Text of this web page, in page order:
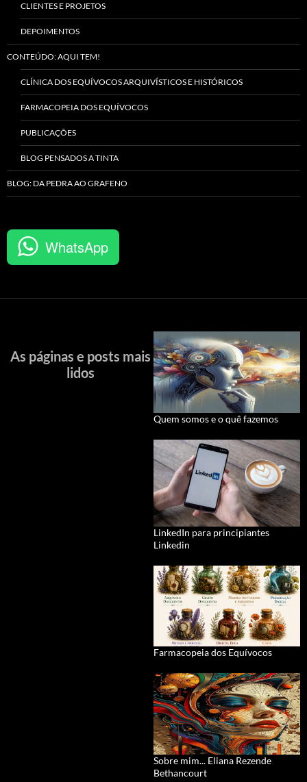
CLIENTES E PROJETOS
DEPOIMENTOS
CONTEÚDO: AQUI TEM!
CLÍNICA DOS EQUÍVOCOS ARQUIVÍSTICOS E HISTÓRICOS
FARMACOPEIA DOS EQUÍVOCOS
PUBLICAÇÕES
BLOG PENSADOS A TINTA
BLOG: DA PEDRA AO GRAFENO
WhatsApp
As páginas e posts mais
lidos
Quem somos e o quê fazemos
LinkedIn para principiantes
Linkedin
Farmacopeia dos Equívocos
Sobre mim... Eliana Rezende
Bethancourt